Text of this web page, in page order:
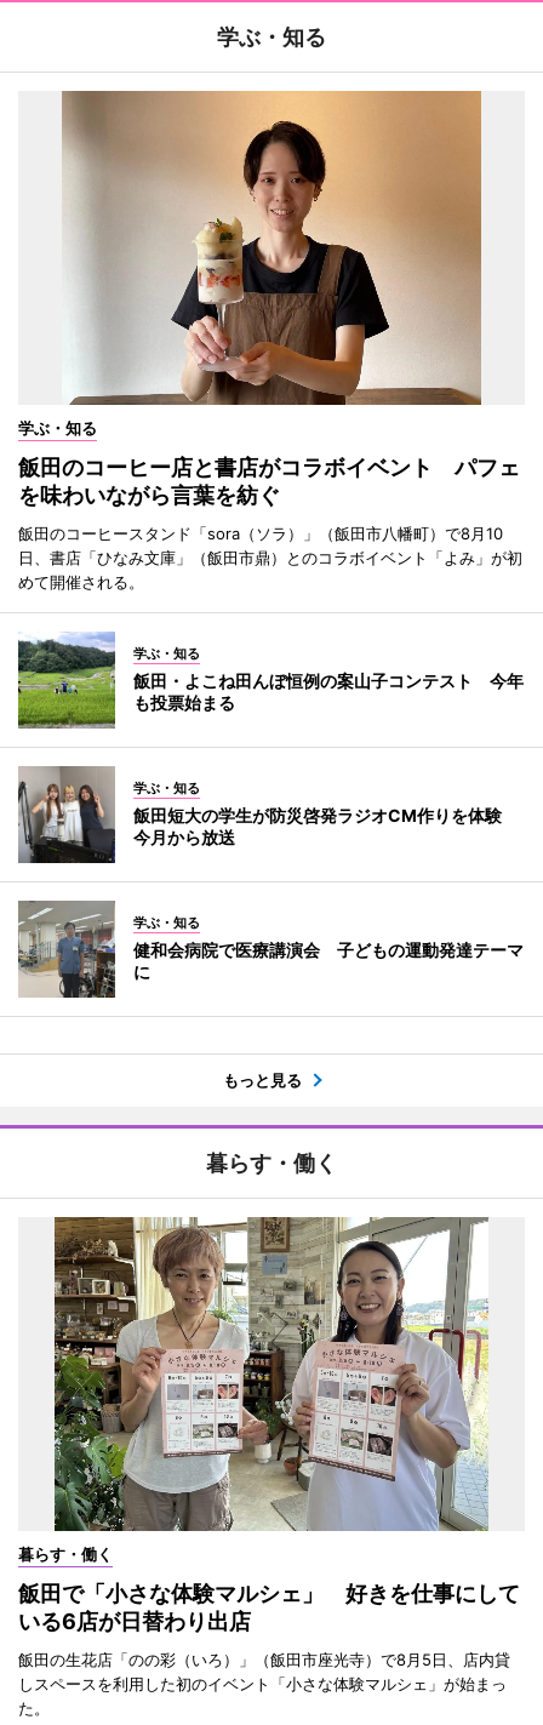
学ぶ・知る
学ぶ・知る
飯田のコーヒー店と書店がコラボイベント パフェ
を味わいながら言葉を紡ぐ
飯田のコーヒースタンド「sora（ソラ）」（飯田市八幡町）で8月10
日、書店「ひなみ文庫」（飯田市鼎）とのコラボイベント「よみ」が初
めて開催される。
学ぶ・知る
飯田・よこね田んぼ恒例の案山子コンテスト 今年
も投票始まる
学ぶ・知る
飯田短大の学生が防災啓発ラジオCM作りを体験
今月から放送
学ぶ・知る
健和会病院で医療講演会 子どもの運動発達テーマ
に
もっと見る
暮らす・働く
暮らす・働く
飯田で「小さな体験マルシェ」 好きを仕事にして
いる6店が日替わり出店
飯田の生花店「のの彩（いろ）」（飯田市座光寺）で8月5日、店内貸
しスペースを利用した初のイベント「小さな体験マルシェ」が始まっ
た。